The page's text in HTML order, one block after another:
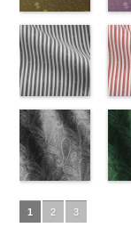
DOLCELABY、
6000
100
http://
55.jpg
AK201-55 ブ
ラック 花柄
ドット キュ
DOLCELABY、
FairyRose
6000
ンク
ット
ラ
エロー
(AK201-
34/LT)
http://
34.jpg
AK201-34 イ
エロー 花柄
ドット キュ
DOLCELABY、
FairyRose
ー
33/
ー
ドッ
ライプブラッ
ク(AKL5300-
5/LT)
http://
5.jpg
AKL5300-5
ラ
4/
グレー
(AK105-
1 2 3